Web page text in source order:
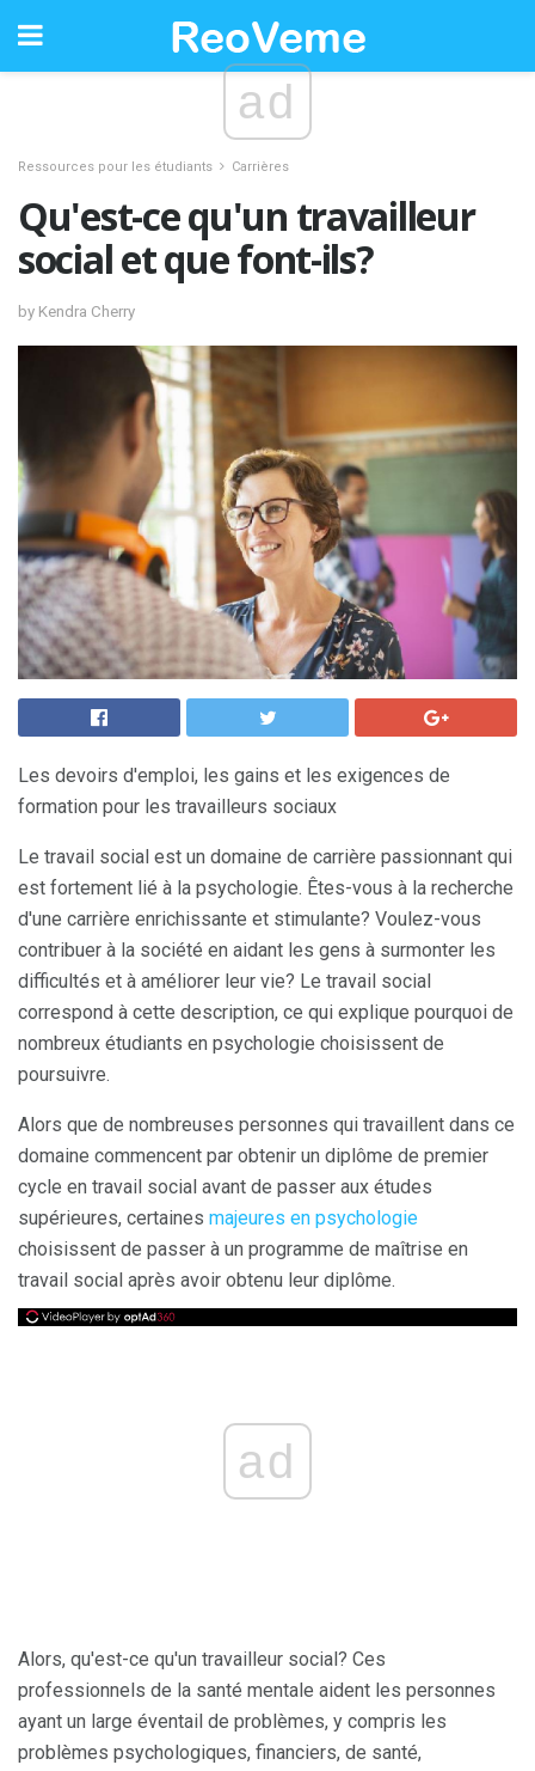
ad
Ressources pour les étudiants Carrières
Qu'est-ce qu'un travailleur
social et que font-ils?
by Kendra Cherry
Les devoirs d'emploi, les gains et les exigences de
formation pour les travailleurs sociaux
Le travail social est un domaine de carrière passionnant qui
est fortement lié à la psychologie. Êtes-vous à la recherche
d'une carrière enrichissante et stimulante? Voulez-vous
contribuer à la société en aidant les gens à surmonter les
difficultés et à améliorer leur vie? Le travail social
correspond à cette description, ce qui explique pourquoi de
nombreux étudiants en psychologie choisissent de
poursuivre.
Alors que de nombreuses personnes qui travaillent dans ce
domaine commencent par obtenir un diplôme de premier
cycle en travail social avant de passer aux études
supérieures, certaines majeures en psychologie
choisissent de passer à un programme de maîtrise en
travail social après avoir obtenu leur diplôme.
ad
Alors, qu'est-ce qu'un travailleur social? Ces
professionnels de la santé mentale aident les personnes
ayant un large éventail de problèmes, y compris les
problèmes psychologiques, financiers, de santé,